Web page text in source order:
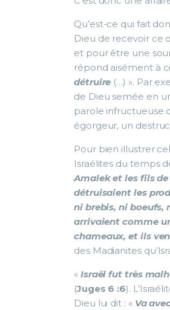
Qu’est-ce qui fait
Dieu de recevoir ce
et pour être une
répond aisément à
détruire (…) ». Par
de Dieu semée en
parole infructueuse
égorgeur, un
Pour bien illustrer
Israélites du temps
Amalek et les fils
détruisaient les
ni brebis, ni boeufs,
arrivaient comme
chameaux, et ils
des Madianites
« Israël fut très
(Juges 6 :6).
Dieu lui dit : « Va